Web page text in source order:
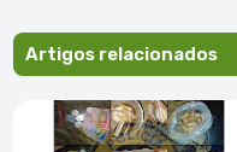
Artigos relacionados